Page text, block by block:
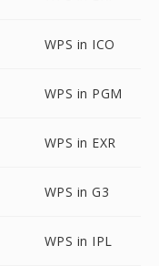
WPS in ICO
WPS in PGM
WPS in EXR
WPS in G3
WPS in IPL